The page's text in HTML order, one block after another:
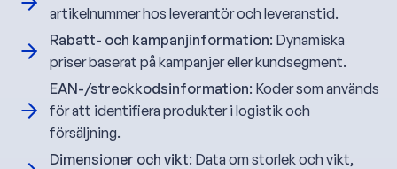
artikelnummer hos leverantör och leveranstid.
Rabatt- och kampanjinformation: Dynamiska
priser baserat på kampanjer eller kundsegment.
EAN-/streckkodsinformation: Koder som används
för att identifiera produkter i logistik och
försäljning.
Dimensioner och vikt: Data om storlek och vikt,